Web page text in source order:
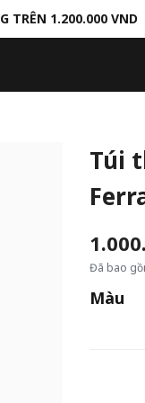
TRÊN 1.200.000 VND
Túi
Đã bao
Màu